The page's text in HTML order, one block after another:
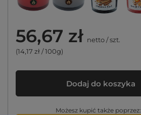
56,67 zł netto/szt.
(14,17 zł / 100g)
Dodaj do koszyka
Możesz kupić także poprzez: